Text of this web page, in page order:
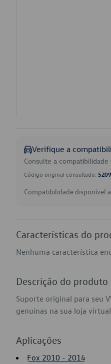
Verifique a
Consulte a
Código original consultado:
Compatibilidade disponível
Características do
Nenhuma característica
Descrição do produto
Suporte original para seu
genuínas na sua loja
Aplicações
Fox 2010 - 2014